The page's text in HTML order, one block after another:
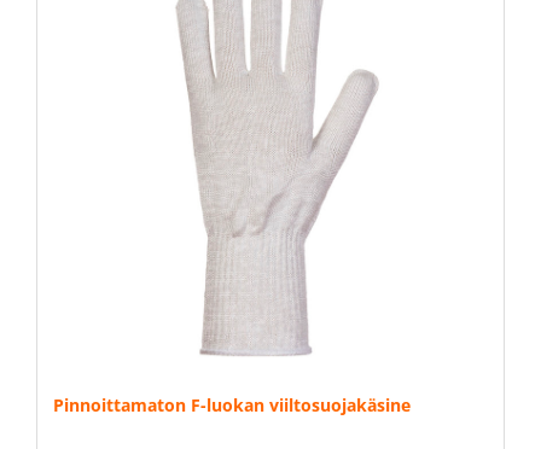
Pinnoittamaton F-luokan viiltosuojakäsine